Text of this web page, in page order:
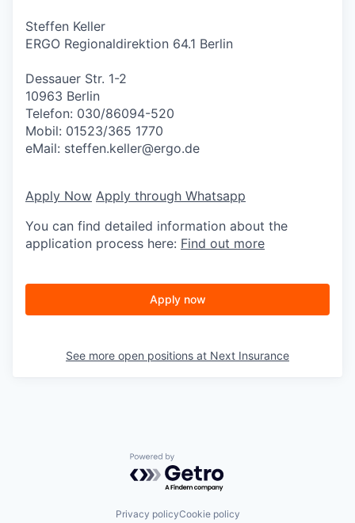
Steffen Keller
ERGO Regionaldirektion 64.1 Berlin
Dessauer Str. 1-2
10963 Berlin
Telefon: 030/86094-520
Mobil: 01523/365 1770
eMail: steffen.keller@ergo.de
Apply Now Apply through Whatsapp
You can find detailed information about the
application process here: Find out more
Apply now
See more open positions at Next Insurance
Powered by Getro.com
Privacy policyCookie policy